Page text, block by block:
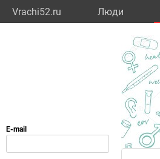
Vrachi52.ru Люди